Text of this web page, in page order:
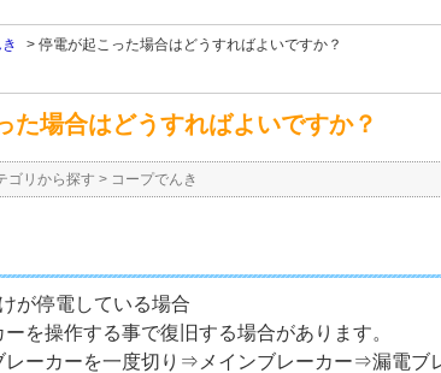
> 停電が起こった場合はどうすればよいですか？
た場合はどうすればよいですか？
ゴリから探す > コープでんき
が停電している場合
操作する事で復旧する場合があります。
カーを一度切り⇒メインブレーカー⇒漏電ブレ